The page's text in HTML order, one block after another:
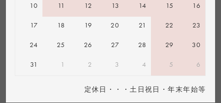
10 11 12 13 14 15 16
17 18 19 20 21 22 23
24 25 26 27 28 29 30
31 1 2 3 4 5 6
定休日・・・土日祝日・年末年始等